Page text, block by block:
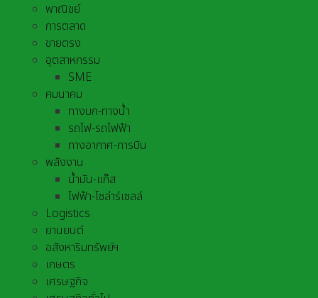
พาณิชย์
การตลาด
ขายตรง
อุตสาหกรรม
SME
คมนาคม
ทางบก-ทางน้ำ
รถไฟ-รถไฟฟ้า
ทางอากาศ-การบิน
พลังงาน
น้ำมัน-แก๊ส
ไฟฟ้า-โซล่าร์เซลล์
Logistics
ยานยนต์
อสังหาริมทรัพย์ฯ
เกษตร
เศรษฐกิจ